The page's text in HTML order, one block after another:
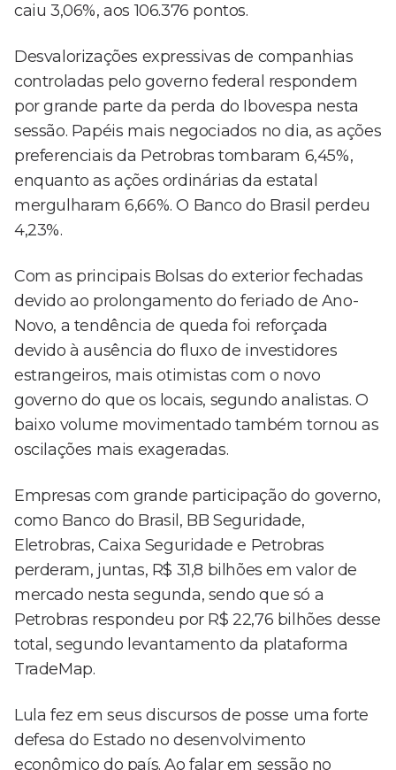
caiu 3,06%, aos 106.376 pontos.
Desvalorizações expressivas de companhias
controladas pelo governo federal respondem
por grande parte da perda do Ibovespa nesta
sessão. Papéis mais negociados no dia, as ações
preferenciais da Petrobras tombaram 6,45%,
enquanto as ações ordinárias da estatal
mergulharam 6,66%. O Banco do Brasil perdeu
4,23%.
Com as principais Bolsas do exterior fechadas
devido ao prolongamento do feriado de Ano-
Novo, a tendência de queda foi reforçada
devido à ausência do fluxo de investidores
estrangeiros, mais otimistas com o novo
governo do que os locais, segundo analistas. O
baixo volume movimentado também tornou as
oscilações mais exageradas.
Empresas com grande participação do governo,
como Banco do Brasil, BB Seguridade,
Eletrobras, Caixa Seguridade e Petrobras
perderam, juntas, R$ 31,8 bilhões em valor de
mercado nesta segunda, sendo que só a
Petrobras respondeu por R$ 22,76 bilhões desse
total, segundo levantamento da plataforma
TradeMap.
Lula fez em seus discursos de posse uma forte
defesa do Estado no desenvolvimento
econômico do país. Ao falar em sessão no